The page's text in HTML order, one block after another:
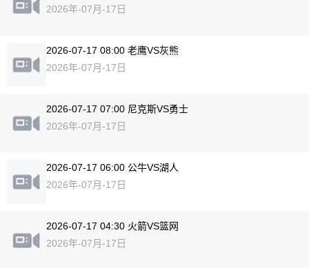
2026年-07月-17日
2026-07-17 08:00 老鹰VS灰熊
2026年-07月-17日
2026-07-17 07:00 尼克斯VS勇士
2026年-07月-17日
2026-07-17 06:00 公牛VS湖人
2026年-07月-17日
2026-07-17 04:30 火箭VS篮网
2026年-07月-17日